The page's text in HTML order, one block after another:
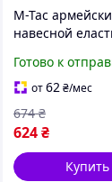
M-Tac
навесной
для турникета
Gen.III Multicam
Готово к
от62₴/мес
624₴
674 ₴
Купить